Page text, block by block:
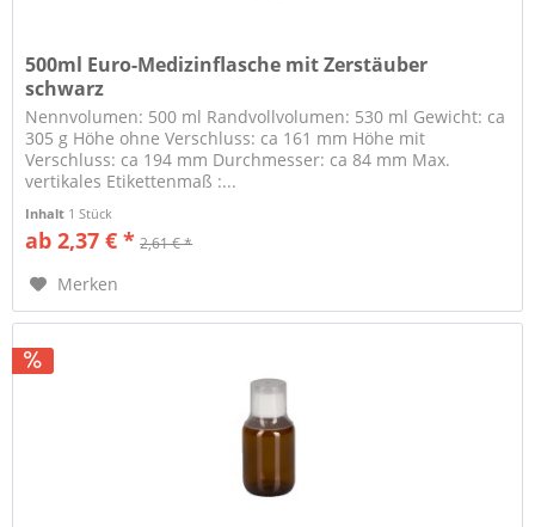
500ml Euro-Medizinflasche mit Zerstäuber
schwarz
Nennvolumen: 500 ml Randvollvolumen: 530 ml Gewicht: ca
305 g Höhe ohne Verschluss: ca 161 mm Höhe mit
Verschluss: ca 194 mm Durchmesser: ca 84 mm Max.
vertikales Etikettenmaß :...
Inhalt 1 Stück
ab 2,37 € * 2,61 € *
Merken